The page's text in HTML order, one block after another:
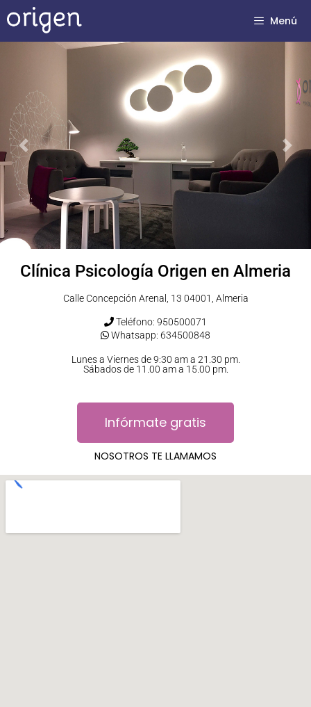
Menú
Previous Next
Clínica Psicología Origen en Almeria
Calle Concepción Arenal, 13 04001, Almeria
Teléfono: 950500071
Whatsapp: 634500848
Lunes a Viernes de 9:30 am a 21.30 pm.
Sábados de 11.00 am a 15.00 pm.
Infórmate gratis
NOSOTROS TE LLAMAMOS